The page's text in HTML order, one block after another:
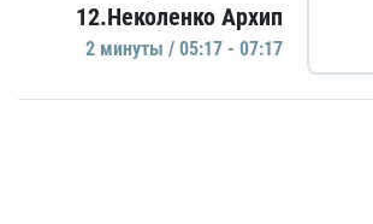
12.Неколенко Архип
2 минуты / 05:17 - 07:17